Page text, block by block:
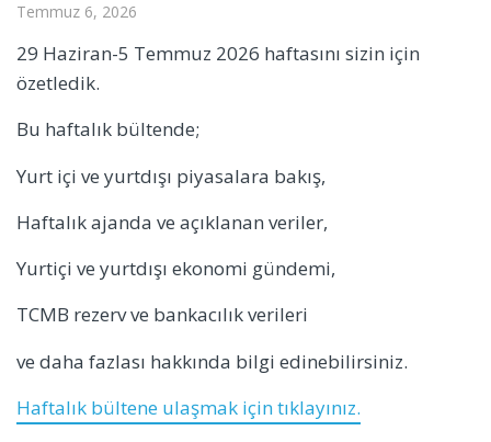
Temmuz 6, 2026
29 Haziran-5 Temmuz 2026 haftasını sizin için
özetledik.
Bu haftalık bültende;
Yurt içi ve yurtdışı piyasalara bakış,
Haftalık ajanda ve açıklanan veriler,
Yurtiçi ve yurtdışı ekonomi gündemi,
TCMB rezerv ve bankacılık verileri
ve daha fazlası hakkında bilgi edinebilirsiniz.
Haftalık bültene ulaşmak için tıklayınız.